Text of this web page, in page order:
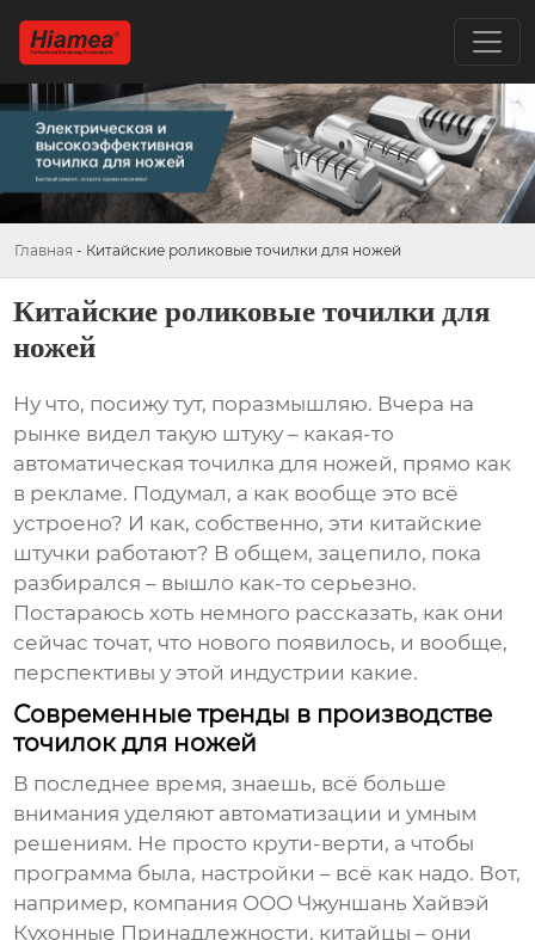
Главная - Китайские роликовые точилки для ножей
Китайские роликовые точилки для
ножей
Ну что, посижу тут, поразмышляю. Вчера на
рынке видел такую штуку – какая-то
автоматическая точилка для ножей, прямо как
в рекламе. Подумал, а как вообще это всё
устроено? И как, собственно, эти китайские
штучки работают? В общем, зацепило, пока
разбирался – вышло как-то серьезно.
Постараюсь хоть немного рассказать, как они
сейчас точат, что нового появилось, и вообще,
перспективы у этой индустрии какие.
Современные тренды в производстве
точилок для ножей
В последнее время, знаешь, всё больше
внимания уделяют автоматизации и умным
решениям. Не просто крути-верти, а чтобы
программа была, настройки – всё как надо. Вот,
например, компания ООО Чжуншань Хайвэй
Кухонные Принадлежности, китайцы – они